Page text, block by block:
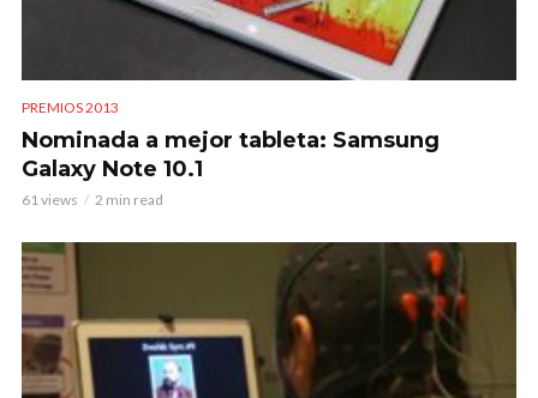
PREMIOS 2013
Nominada a mejor tableta: Samsung
Galaxy Note 10.1
61 views 2 min read